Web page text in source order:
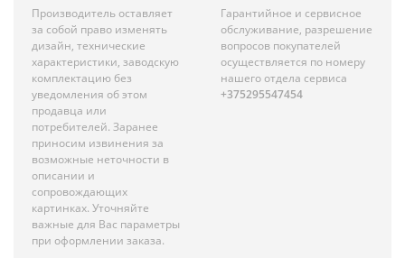
Производитель оставляет
за собой право изменять
дизайн, технические
характеристики, заводскую
комплектацию без
уведомления об этом
продавца или
потребителей. Заранее
приносим извинения за
возможные неточности в
описании и
сопровождающих
картинках. Уточняйте
важные для Вас параметры
при оформлении заказа.
Гарантийное и сервисное
обслуживание, разрешение
вопросов покупателей
осуществляется по номеру
нашего отдела сервиса
+375295547454